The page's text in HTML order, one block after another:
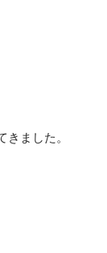
ました。